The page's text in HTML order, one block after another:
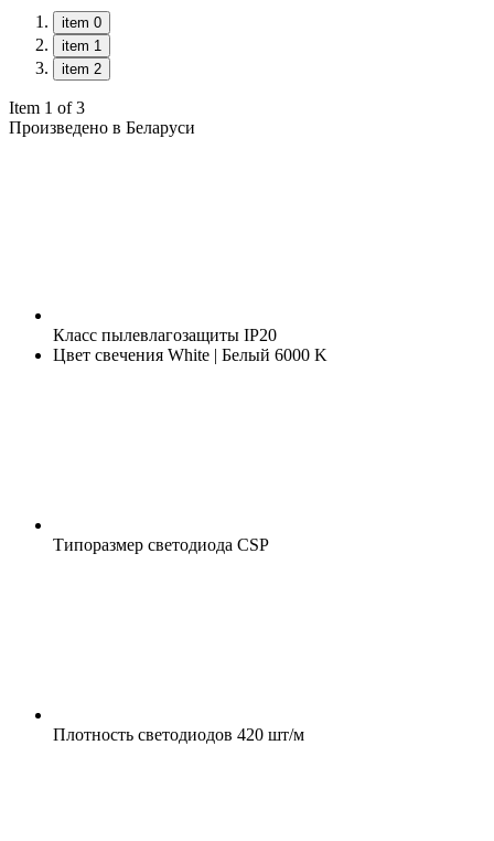
item 0
item 1
item 2
Item 1 of 3
Произведено в Беларуси
Класс пылевлагозащиты IP20
Цвет свечения White | Белый 6000 K
Типоразмер светодиода CSP
Плотность светодиодов 420 шт/м